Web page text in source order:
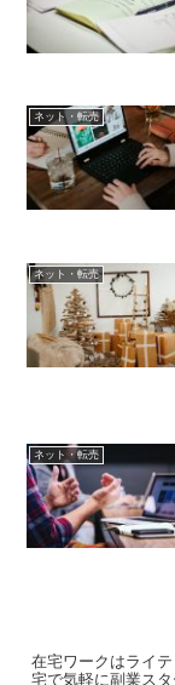
ネット・転売
ネット・転売
ネット・転売
在宅ワークはライ
宅で気軽に副業スタ